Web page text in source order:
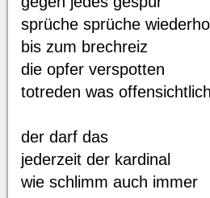
sprüche sprüche
bis zum brechreiz
die opfer verspotten
totreden was offensichtlich
der darf das
jederzeit der kardinal
wie schlimm auch immer